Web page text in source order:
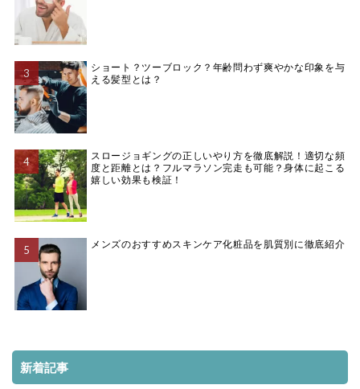
ショート？ツーブロック？年齢問わず爽やかな印象を与
える髪型とは？
スロージョギングの正しいやり方を徹底解説！適切な頻
度と距離とは？フルマラソン完走も可能？身体に起こる
嬉しい効果も検証！
メンズのおすすめスキンケア化粧品を肌質別に徹底紹介
新着記事